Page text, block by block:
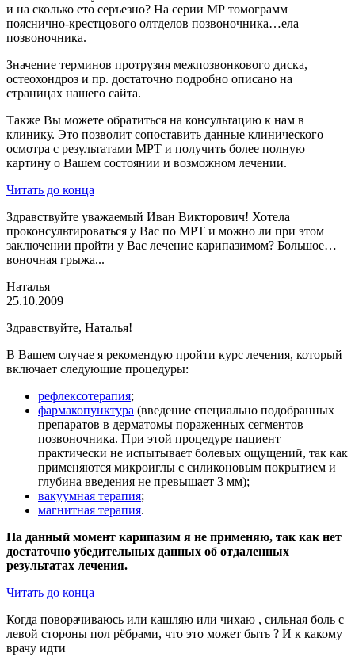
и на сколько ето серъезно? На серии МР томограмм
пояснично-крестцового олтделов позвоночника…ела
позвоночника.
Значение терминов протрузия межпозвонкового диска,
остеохондроз и пр. достаточно подробно описано на
страницах нашего сайта.
Также Вы можете обратиться на консультацию к нам в
клинику. Это позволит сопоставить данные клинического
осмотра с результатами МРТ и получить более полную
картину о Вашем состоянии и возможном лечении.
Читать до конца
Здравствуйте уважаемый Иван Викторович! Хотела
проконсультироваться у Вас по МРТ и можно ли при этом
заключении пройти у Вас лечение карипазимом? Большое…
воночная грыжа...
Наталья
25.10.2009
Здравствуйте, Наталья!
В Вашем случае я рекомендую пройти курс лечения, который
включает следующие процедуры:
рефлексотерапия;
фармакопунктура (введение специально подобранных
препаратов в дерматомы пораженных сегментов
позвоночника. При этой процедуре пациент
практически не испытывает болевых ощущений, так как
применяются микроиглы с силиконовым покрытием и
глубина введения не превышает 3 мм);
вакуумная терапия;
магнитная терапия.
На данный момент карипазим я не применяю, так как нет
достаточно убедительных данных об отдаленных
результатах лечения.
Читать до конца
Когда поворачиваюсь или кашляю или чихаю , сильная боль с
левой стороны пол рёбрами, что это может быть ? И к какому
врачу идти